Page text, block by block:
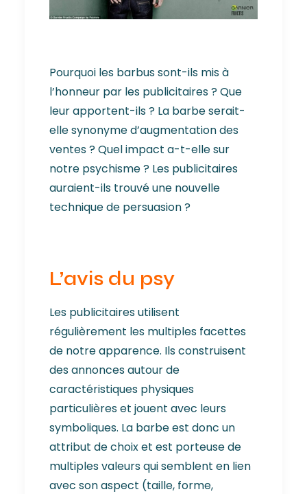
Pourquoi les barbus sont-ils mis à
l’honneur par les publicitaires ? Que
leur apportent-ils ? La barbe serait-
elle synonyme d’augmentation des
ventes ? Quel impact a-t-elle sur
notre psychisme ? Les publicitaires
auraient-ils trouvé une nouvelle
technique de persuasion ?
L’avis du psy
Les publicitaires utilisent
régulièrement les multiples facettes
de notre apparence. Ils construisent
des annonces autour de
caractéristiques physiques
particulières et jouent avec leurs
symboliques. La barbe est donc un
attribut de choix et est porteuse de
multiples valeurs qui semblent en lien
avec son aspect (taille, forme,